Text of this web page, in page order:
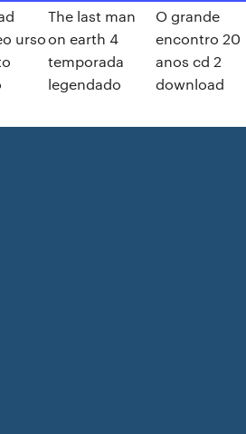
urso
The last man
on earth 4
temporada
legendado
O grande
encontro 20
anos cd 2
download